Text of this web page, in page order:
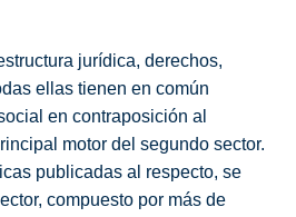
jurídica, derechos,
ellas tienen en común
en contraposición al
motor del segundo sector.
publicadas al respecto, se
compuesto por más de